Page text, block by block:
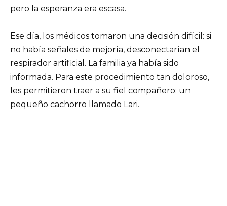
pero la esperanza era escasa.
Ese día, los médicos tomaron una decisión difícil: si
no había señales de mejoría, desconectarían el
respirador artificial. La familia ya había sido
informada. Para este procedimiento tan doloroso,
les permitieron traer a su fiel compañero: un
pequeño cachorro llamado Lari.